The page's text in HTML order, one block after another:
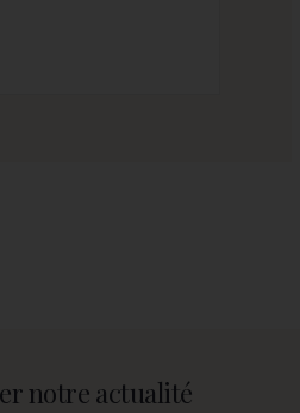
notre actualité